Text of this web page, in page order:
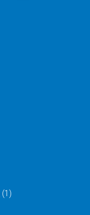
(1)